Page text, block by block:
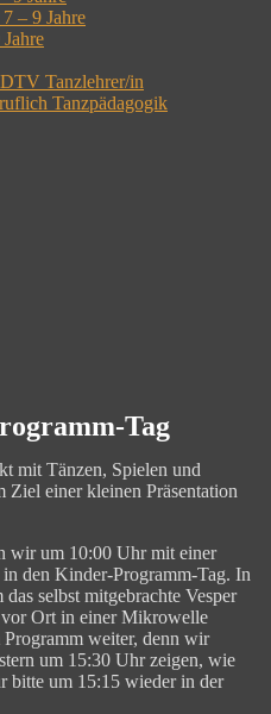
– 9 Jahre
Tanzlehrer/in
Tanzpädagogik
Tag
mit Tänzen, Spielen und
Ziel einer kleinen Präsentation
wir um 10:00 Uhr mit einer
den Kinder-Programm-Tag. In
selbst mitgebrachte Vesper
vor Ort in einer Mikrowelle
weiter, denn wir
um 15:30 Uhr zeigen, wie
bitte um 15:15 wieder in der